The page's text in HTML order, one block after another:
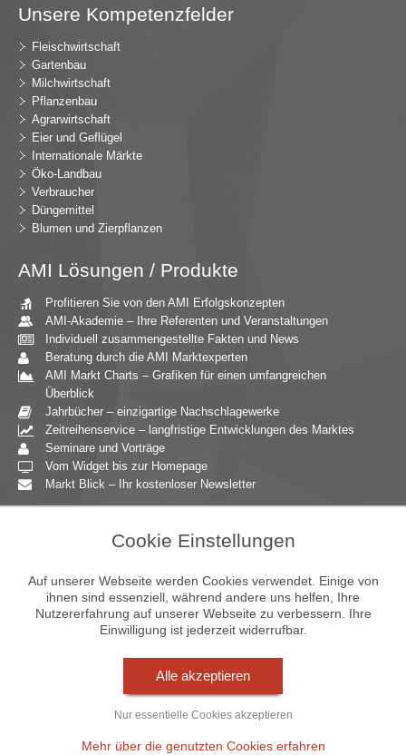
Unsere Kompetenzfelder
Fleischwirtschaft
Gartenbau
Milchwirtschaft
Pflanzenbau
Agrarwirtschaft
Eier und Geflügel
Internationale Märkte
Öko-Landbau
Verbraucher
Düngemittel
Blumen und Zierpflanzen
AMI Lösungen / Produkte
Profitieren Sie von den AMI Erfolgskonzepten
AMI-Akademie – Ihre Referenten und Veranstaltungen
Individuell zusammengestellte Fakten und News
Beratung durch die AMI Marktexperten
AMI Markt Charts – Grafiken für einen umfangreichen
Überblick
Jahrbücher – einzigartige Nachschlagewerke
Zeitreihenservice – langfristige Entwicklungen des Marktes
Seminare und Vorträge
Vom Widget bis zur Homepage
Markt Blick – Ihr kostenloser Newsletter
Unternehmensberatung
Ernährungsgewerbe
Einzelhandel
Bildung & Wissenschaft
Presse & Medien
Cookie Einstellungen
Auf unserer Webseite werden Cookies verwendet. Einige von
ihnen sind essenziell, während andere uns helfen, Ihre
Nutzererfahrung auf unserer Webseite zu verbessern. Ihre
Einwilligung ist jederzeit widerrufbar.
Alle akzeptieren
Nur essentielle Cookies akzeptieren
Mehr über die genutzten Cookies erfahren